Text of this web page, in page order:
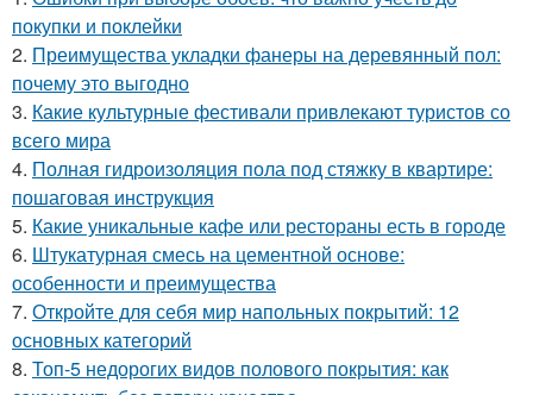
покупки и поклейки
2. Преимущества укладки фанеры на деревянный пол:
почему это выгодно
3. Какие культурные фестивали привлекают туристов со
всего мира
4. Полная гидроизоляция пола под стяжку в квартире:
пошаговая инструкция
5. Какие уникальные кафе или рестораны есть в городе
6. Штукатурная смесь на цементной основе:
особенности и преимущества
7. Откройте для себя мир напольных покрытий: 12
основных категорий
8. Топ-5 недорогих видов полового покрытия: как